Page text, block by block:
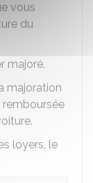
vous
du
majoré.
majoration
loyers, le